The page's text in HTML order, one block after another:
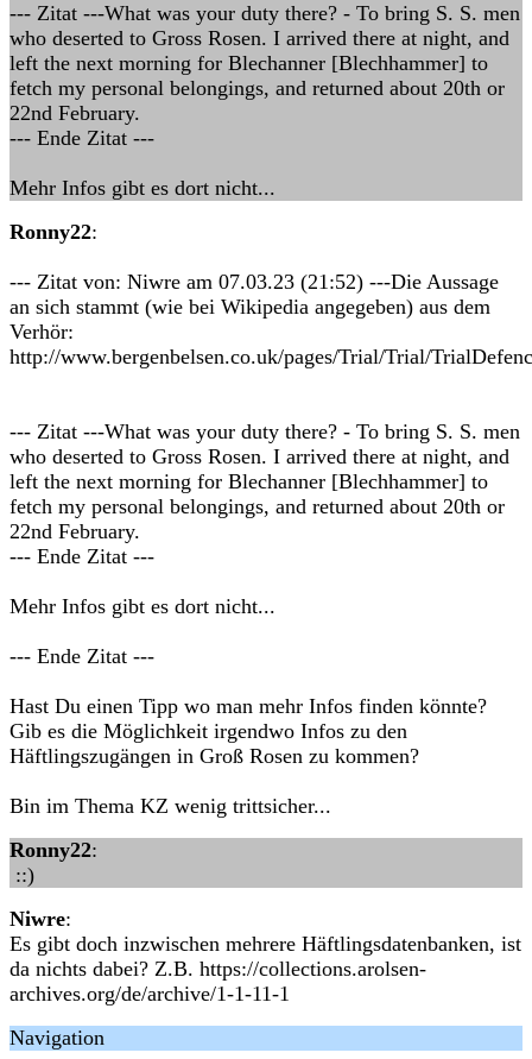
--- Zitat ---What was your duty there? - To bring S. S. men
who deserted to Gross Rosen. I arrived there at night, and
left the next morning for Blechanner [Blechhammer] to
fetch my personal belongings, and returned about 20th or
22nd February.
--- Ende Zitat ---
Mehr Infos gibt es dort nicht...
Ronny22:
--- Zitat von: Niwre am 07.03.23 (21:52) ---Die Aussage
an sich stammt (wie bei Wikipedia angegeben) aus dem
Verhör:
http://www.bergenbelsen.co.uk/pages/Trial/Trial/
--- Zitat ---What was your duty there? - To bring S. S. men
who deserted to Gross Rosen. I arrived there at night, and
left the next morning for Blechanner [Blechhammer] to
fetch my personal belongings, and returned about 20th or
22nd February.
--- Ende Zitat ---
Mehr Infos gibt es dort nicht...
--- Ende Zitat ---
Hast Du einen Tipp wo man mehr Infos finden könnte?
Gib es die Möglichkeit irgendwo Infos zu den
Häftlingszugängen in Groß Rosen zu kommen?
Bin im Thema KZ wenig trittsicher...
Ronny22:
::)
Niwre:
Es gibt doch inzwischen mehrere Häftlingsdatenbanken, ist
da nichts dabei? Z.B. https://collections.arolsen-
archives.org/de/archive/1-1-11-1
Navigation